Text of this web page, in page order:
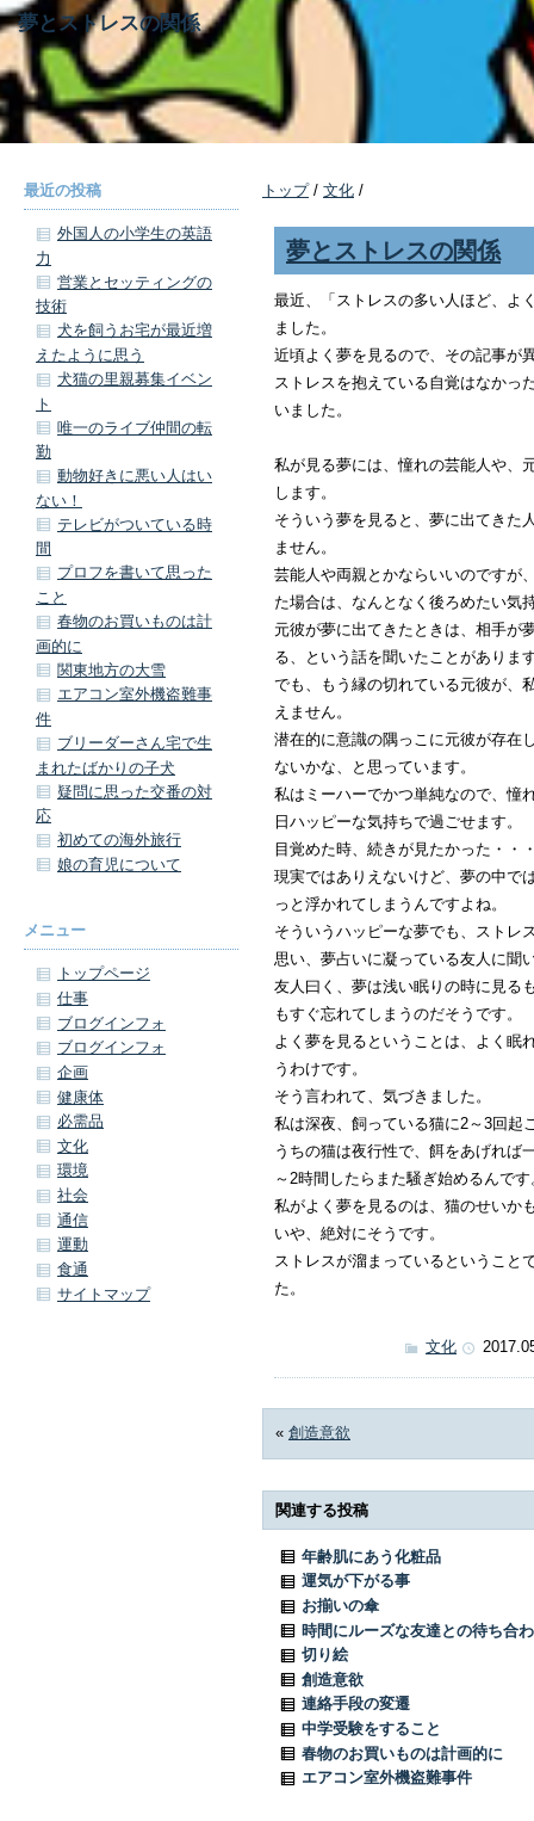
夢とストレスの関係
トップ/ 文化 /
夢とストレスの関係
最近、「ストレスの多い人ほど、よ
ました。
近頃よく夢を見るので、その記事が
ストレスを抱えている自覚はなかっ
いました。
私が見る夢には、憧れの芸能人や、
します。
そういう夢を見ると、夢に出てきた
ません。
芸能人や両親とかならいいのですが
た場合は、なんとなく後ろめたい気
元彼が夢に出てきたときは、相手が
る、という話を聞いたことがありま
でも、もう縁の切れている元彼が、
えません。
潜在的に意識の隅っこに元彼が存在
ないかな、と思っています。
私はミーハーでかつ単純なので、憧
日ハッピーな気持ちで過ごせます。
目覚めた時、続きが見たかった・・
現実ではありえないけど、夢の中で
っと浮かれてしまうんですよね。
そういうハッピーな夢でも、ストレ
思い、夢占いに凝っている友人に聞
友人曰く、夢は浅い眠りの時に見る
もすぐ忘れてしまうのだそうです。
よく夢を見るということは、よく眠
うわけです。
そう言われて、気づきました。
私は深夜、飼っている猫に2～3回起
うちの猫は夜行性で、餌をあげれば
～2時間したらまた騒ぎ始めるんです
私がよく夢を見るのは、猫のせいか
いや、絶対にそうです。
ストレスが溜まっているということ
た。
文化
« 創造意欲
関連する投稿
年齢肌にあう化粧品
運気が下がる事
お揃いの傘
時間にルーズな友達との待ち合
切り絵
創造意欲
連絡手段の変遷
中学受験をすること
春物のお買いものは計画的に
エアコン室外機盗難事件
最近の投稿
外国人の小学生の英語
力
営業とセッティングの
技術
犬を飼うお宅が最近増
えたように思う
犬猫の里親募集イベン
ト
唯一のライブ仲間の転
勤
動物好きに悪い人はい
ない！
テレビがついている時
間
プロフを書いて思った
こと
春物のお買いものは計
画的に
関東地方の大雪
エアコン室外機盗難事
件
ブリーダーさん宅で生
まれたばかりの子犬
疑問に思った交番の対
応
初めての海外旅行
娘の育児について
メニュー
トップページ
仕事
ブログインフォ
ブログインフォ
企画
健康体
必需品
文化
環境
社会
通信
運動
食通
サイトマップ